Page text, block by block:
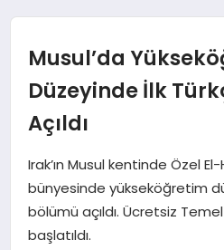
MAGAZIN
SPOR
TEKNOLOJI
Musul’da
Düzeyinde İlk
Açıldı
Irak’ın Musul kentinde Özel
bünyesinde yükseköğretim
bölümü açıldı. Ücretsiz
başlatıldı.